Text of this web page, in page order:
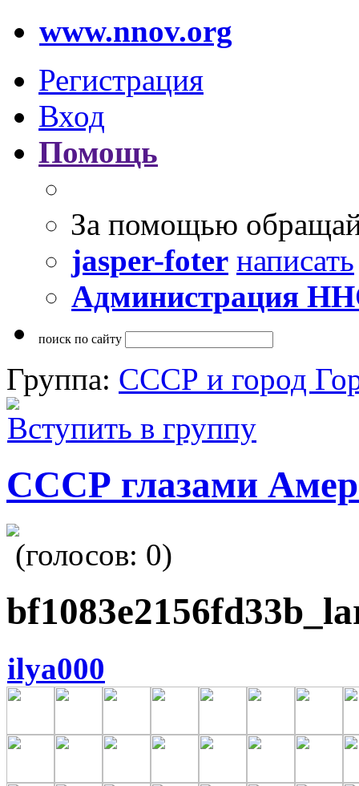
www.nnov.org
Регистрация
Вход
Помощь
За помощью
jasper-foter написать
Администрация
поиск по сайту
Группа: СССР и город
Вступить в группу
СССР глазами
(голосов: 0)
ilya000